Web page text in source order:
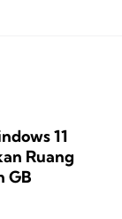
11
Ruang
GB